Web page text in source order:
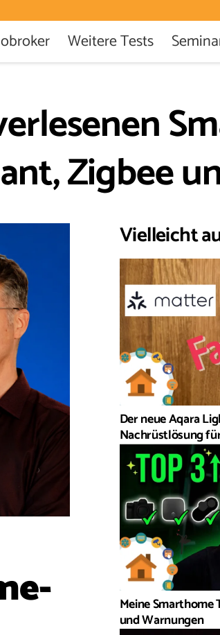
Weitere Tests
Zigbee
Vielleicht
Der neue Aqara
Nachrüstlösung
Meine Smarthome
und Warnungen